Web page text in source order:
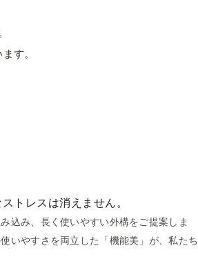
す。
トレスは消えません。
込み、長く使いやすい外構をご提案しま
いやすさを両立した「機能美」が、私たち